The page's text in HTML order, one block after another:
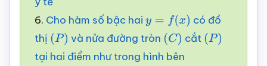
6. Cho hàm số bậc hai y =f( x)
có đồ
thị (P) và nửa đường tròn (C) cắt (P)
tại hai điểm như trong hình bên